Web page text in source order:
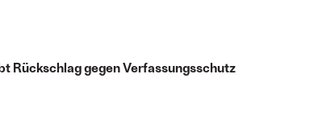
Rückschlag gegen Verfassungsschutz